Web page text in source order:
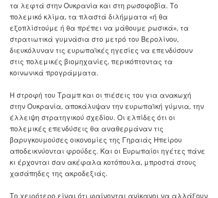
τα λεφτά στην Ουκρανία και στη ρωσοφοβία. Το
πολεμικό κλίμα, τα πλαστά διλήμματα «ή θα
εξοπλίστούμε ή θα πρέπει να μάθουμε ρωσικά», τα
στρατιωτικά γυμνάσια στο μετρό του Βερολίνου,
διευκόλυναν τις ευρωπαϊκές ηγεσίες να επενδύσουν
στις πολεμικές βιομηχανίες, περικόπτοντας τα
κοινωνικά προγράμματα.
Η στροφή του Τραμπ και οι πιέσεις του για ανακωχή
στην Ουκρανία, αποκάλυψαν την ευρωπαϊκή γύμνια, την
έλλειψη στρατηγικού σχεδίου. Οι ελπίδες ότι οι
πολεμικές επενδύσεις θα αναθερμάναν τις
βαρυγκουμούσες οικονομίες της Γηραιάς Ηπείρου
αποδεικνύονται φρούδες. Και οι Ευρωπαίοι ηγέτες πάνε
κι έρχονται σαν ακέφαλα κοτόπουλα, μπροστά στους
χασάπηδες της ακροδεξιάς.
Το χειρότερο είναι ότι φαίνονται ανίκανοι να αλλάξουν